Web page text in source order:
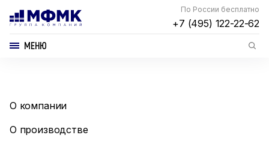
По России бесплатно
+7 (495) 122-22-62
МЕНЮ
О компании
О производстве